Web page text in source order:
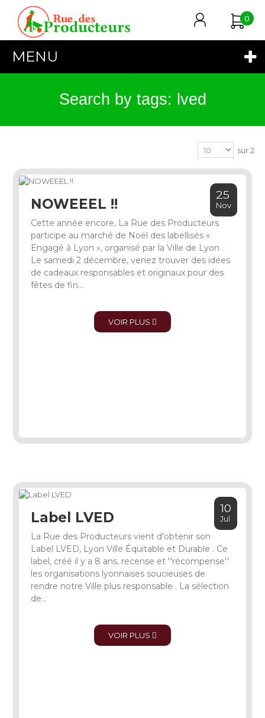
0
MENU
Search by tags: lved
sur 2
25
Nov
NOWEEEL !!
​Cette année encore, La Rue des Producteurs
participe au marché de Noël des labellisés «
Engagé à Lyon », organisé par la Ville de Lyon .
Le samedi 2 décembre, venez trouver des idées
de cadeaux responsables et originaux pour des
fêtes de fin...
VOIR PLUS
10
Jul
Label LVED
La Rue des Producteurs vient d'obtenir son
Label LVED, Lyon Ville Équitable et Durable . Ce
label, créé il y a 8 ans, recense et ''récompense''
les organisations lyonnaises soucieuses de
rendre notre Ville plus responsable . La sélection
de...
VOIR PLUS